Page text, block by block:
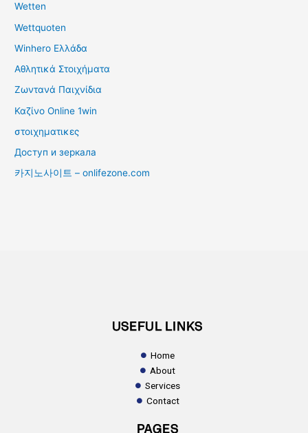
Wetten
Wettquoten
Winhero Ελλάδα
Αθλητικά Στοιχήματα
Ζωντανά Παιχνίδια
Καζίνο Online 1win
στοιχηματικες
Доступ и зеркала
카지노사이트 – onlifezone.com
USEFUL LINKS
Home
About
Services
Contact
PAGES